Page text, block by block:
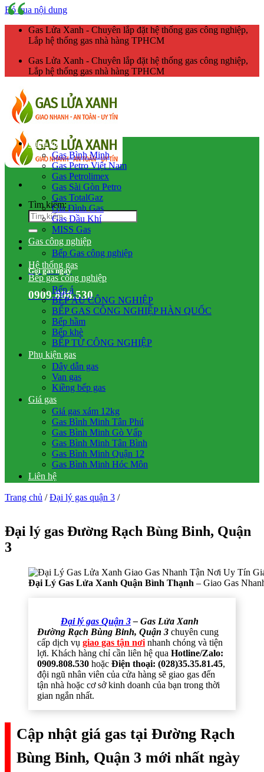
Bỏ qua nội dung
Gas Lửa Xanh - Chuyên lắp đặt hệ thống gas công nghiệp,
Lắp hệ thống gas nhà hàng TPHCM
Gas Lửa Xanh - Chuyên lắp đặt hệ thống gas công nghiệp,
Lắp hệ thống gas nhà hàng TPHCM
Tìm kiếm:
Gọi gas ngay
0909.808.530
Giao gas
Gas Bình Minh
Gas Petro Việt Nam
Gas Petrolimex
Gas Sài Gòn Petro
Gas TotalGaz
Gia Đình Gas
Gas Dầu Khí
MISS Gas
Gas công nghiệp
Bếp Gas công nghiệp
Hệ thống gas
Bếp gas công nghiệp
Bếp á
BẾP ÂU CÔNG NGHIỆP
BẾP GAS CÔNG NGHIỆP HÀN QUỐC
Bếp hầm
Bếp khè
BẾP TỪ CÔNG NGHIỆP
Phụ kiện gas
Dây dẫn gas
Van gas
Kiềng bếp gas
Giá gas
Giá gas xám 12kg
Gas Bình Minh Tân Phú
Gas Bình Minh Gò Vấp
Gas Bình Minh Tân Bình
Gas Bình Minh Quận 12
Gas Bình Minh Hóc Môn
Liên hệ
Trang chủ / Đại lý gas quận 3 /
Đại lý gas Đường Rạch Bùng Binh, Quận
3
Đại Lý Gas Lửa Xanh Quận Bình Thạnh – Giao Gas
Đại lý gas Quận 3– Gas Lửa Xanh
Đường Rạch Bùng Binh, Quận 3 chuyên cung
cấp dịch vụ giao gas tận nơi nhanh chóng và tiện
lợi. Khách hàng chỉ cần liên hệ qua Hotline/Zalo:
0909.808.530 hoặc Điện thoại: (028)35.35.81.45,
đội ngũ nhân viên của cửa hàng sẽ giao gas đến
tận nhà hoặc cơ sở kinh doanh của bạn trong thời
gian ngắn nhất.
Cập nhật giá gas tại Đường Rạch
Bùng Binh, Quận 3 mới nhất ngày